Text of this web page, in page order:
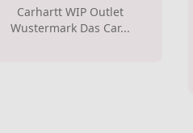
Carhartt WIP Outlet
Wustermark Das Car...